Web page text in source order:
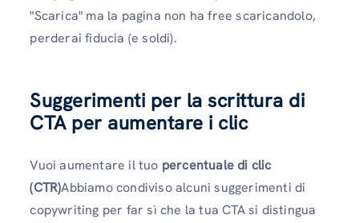
"Scarica" ​​ma la pagina non ha free scaricandolo,
perderai fiducia (e soldi).
Suggerimenti per la scrittura di
CTA per aumentare i clic
Vuoi aumentare il tuo percentuale di clic
(CTR)Abbiamo condiviso alcuni suggerimenti di
copywriting per far sì che la tua CTA si distingua